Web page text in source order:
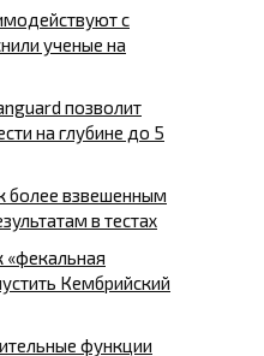
с
ученые на
позволит
на глубине до 5
более взвешенным
в тестах
«фекальная
Кембрийский
функции